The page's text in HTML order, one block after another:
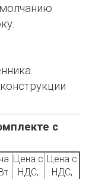
с
Цена с
НДС,
Цена с
НДС,